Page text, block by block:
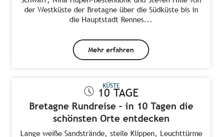
der Westküste der Bretagne über die Südküste bis in
die Hauptstadt Rennes...
Mehr erfahren
KÜSTE
10 TAGE
Bretagne Rundreise – in 10 Tagen die
schönsten Orte entdecken
Lange weiße Sandstrände, steile Klippen, Leuchttürme